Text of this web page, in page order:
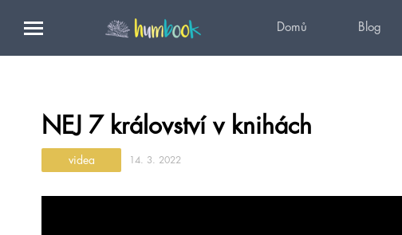
Domů Blog
NEJ 7 království v knihách
videa 14. 3. 2022